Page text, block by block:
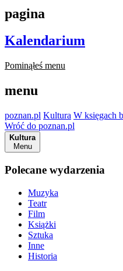
pagina
Kalendarium
Pominąłeś menu
menu
poznan.pl Kultura W księgach
Wróć do poznan.pl
Kultura
Menu
Polecane wydarzenia
Muzyka
Teatr
Film
Książki
Sztuka
Inne
Historia